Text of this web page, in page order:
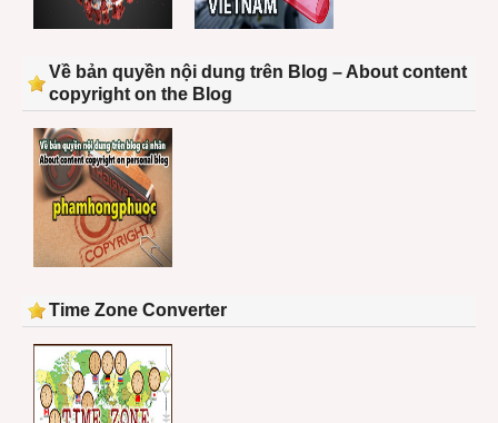
Về bản quyền nội dung trên Blog – About content
copyright on the Blog
Time Zone Converter